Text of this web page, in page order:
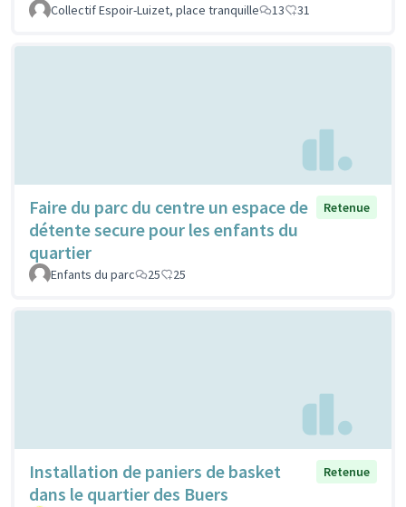
Collectif Espoir-Luizet, place tranquille 13 31
Faire du parc du centre un espace de
détente secure pour les enfants du
quartier
Retenue
Enfants du parc 25 25
Installation de paniers de basket
dans le quartier des Buers
Retenue